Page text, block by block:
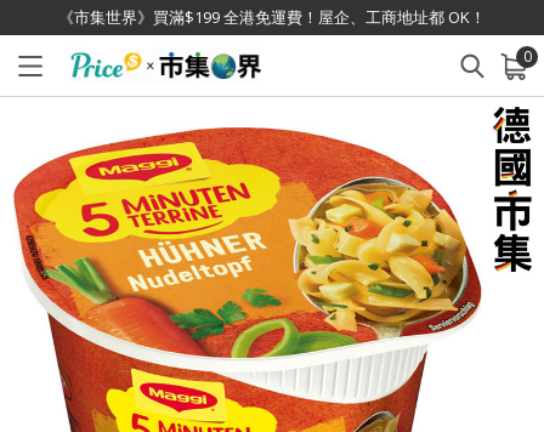
《市集世界》買滿$199 全港免運費！屋企、工商地址都 OK！
0
已加入購物車 查看